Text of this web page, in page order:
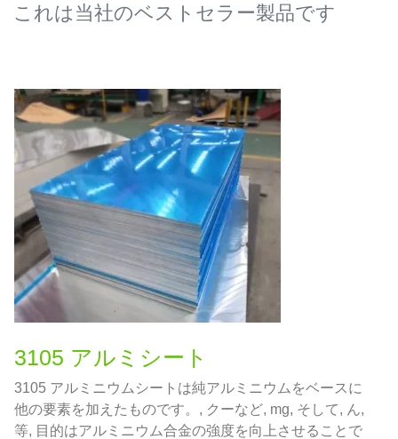
これは当社のベストセラー製品です
3105 アルミシート
3105 アルミニウムシートは純アルミニウムをベースに
他の要素を加えたものです。, クーなど, mg, そして, ん,
等, 目的はアルミニウム合金の強度を向上させることで